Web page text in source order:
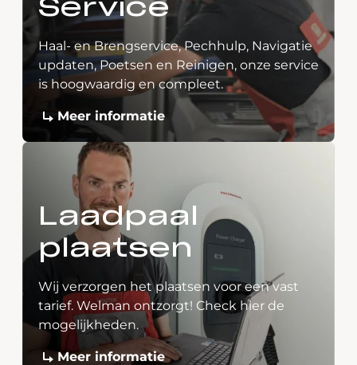
Service
Haal- en Brengservice, Pechhulp, Navigatie
updaten, Poetsen en Reinigen, onze service
is hoogwaardig en compleet.
Meer informatie
Laadpaal
plaatsen
Wij verzorgen het plaatsen voor een vast
tarief. Welman ontzorgt! Check hier de
mogelijkheden.
Meer informatie